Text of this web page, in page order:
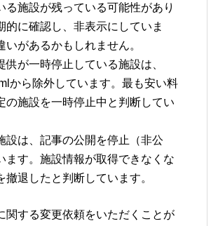
る施設が残っている可能性があり
的に確認し、非表示にしていま
いがあるかもしれません。
供が一時停止している施設は、
から除外しています。最も安い料
の施設を一時停止中と判断してい
設は、記事の公開を停止（非公
ます。施設情報が取得できなくな
撤退したと判断しています。
関する変更依頼をいただくことが